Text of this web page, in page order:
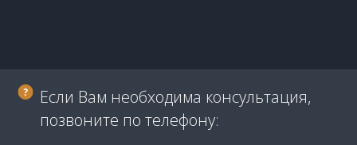
Если Вам необходима консультация,
позвоните по телефону: